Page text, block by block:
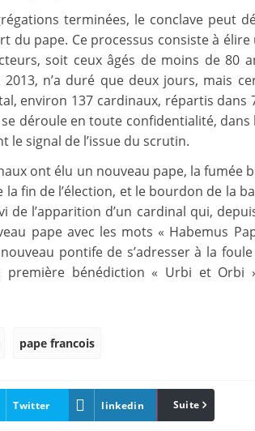
terminées, le conclave peut
du pape. Ce processus consiste à
soit ceux âgés de moins de 80
2013, n’a duré que deux jours, mais
environ 137 cardinaux, répartis dans
se déroule en toute confidentialité,
le signal de l’issue du scrutin.
ont élu un nouveau pape, la fumée
la fin de l’élection, et le bourdon de la
de l’apparition d’un cardinal qui,
pape avec les mots « Habemus
pontife de s’adresser à la
première bénédiction « Urbi et
pape francois
Twitter linkedin Pinterest
Suite